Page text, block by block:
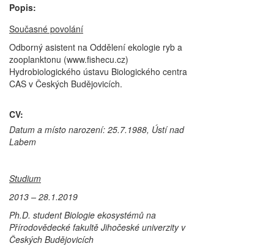
Popis:
Současné povolání
Odborný asistent na Oddělení ekologie ryb a
zooplanktonu (www.fishecu.cz)
Hydrobiologického ústavu Biologického centra
CAS v Českých Budějovicích.
CV:
Datum a místo narození: 25.7.1988, Ústí nad
Labem
Studium
2013 – 28.1.2019
Ph.D. student Biologie ekosystémů na
Přírodovědecké fakultě Jihočeské univerzity v
Českých Budějovicích